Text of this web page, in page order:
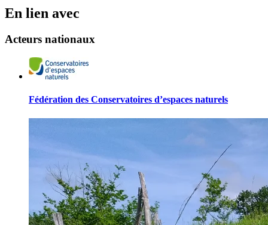
En lien avec
Acteurs nationaux
Fédération des Conservatoires d’espaces naturels